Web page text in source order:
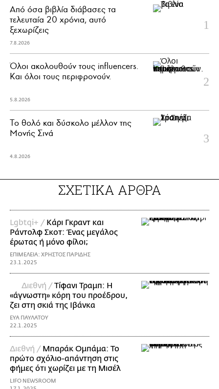
Από όσα βιβλία διάβασες τα
τελευταία 20 χρόνια, αυτό
ξεχωρίζεις
7.8.2026
Όλοι ακολουθούν τους influencers.
Και όλοι τους περιφρονούν.
5.8.2026
Το θολό και δύσκολο μέλλον της
Μονής Σινά
4.8.2026
ΣΧΕΤΙΚΑ ΑΡΘΡΑ
Lgbtqi+ / Κάρι Γκραντ και
Ράντολφ Σκοτ: Ένας μεγάλος
έρωτας ή μόνο φίλοι;
ΕΠΙΜΕΛΕΙΑ: ΧΡΗΣΤΟΣ ΠΑΡΙΔΗΣ
23.1.2025
Διεθνή / Τίφανι Τραμπ: Η
«άγνωστη» κόρη του προέδρου,
ζει στη σκιά της Ιβάνκα
ΕΥΑ ΠΑΥΛΑΤΟΥ
22.1.2025
Διεθνή / Μπαράκ Ομπάμα: Το
πρώτο σχόλιο-απάντηση στις
φήμες ότι χωρίζει με τη Μισέλ
LIFO NEWSROOM